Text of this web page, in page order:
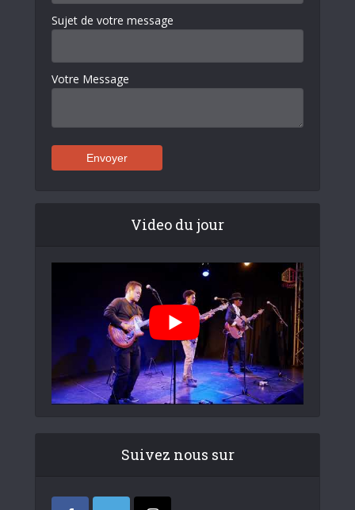
Sujet de votre message
Votre Message
Video du jour
Suivez nous sur